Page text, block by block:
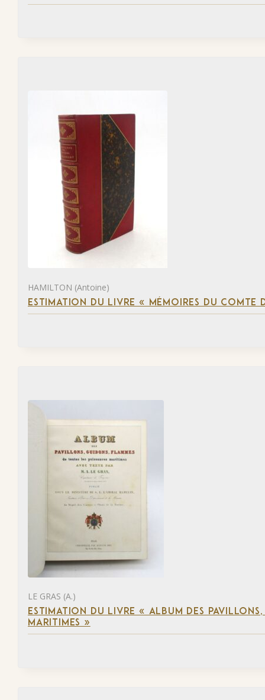
HAMILTON (Antoine)
ESTIMATION DU LIVRE « MÉMOIRES DU COMTE
LE GRAS (A.)
ESTIMATION DU LIVRE « ALBUM DES
MARITIMES »